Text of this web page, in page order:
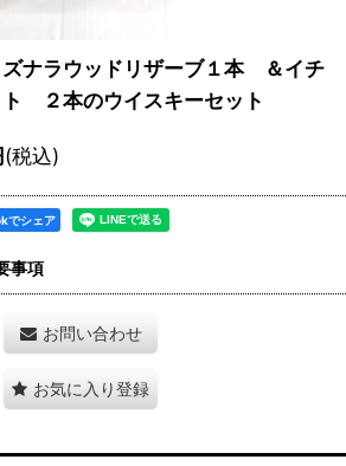
ズナラウッドリザーブ１本 ＆イチ
ト ２本のウイスキーセット
(税込)
でシェア
事項
お問い合わせ
お気に入り登録